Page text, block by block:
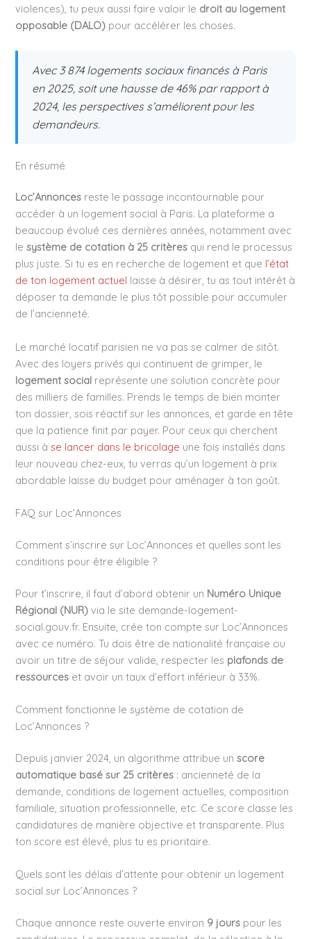
violences), tu peux aussi faire valoir le droit au logement
opposable (DALO) pour accélérer les choses.
Avec 3 874 logements sociaux financés à Paris
en 2025, soit une hausse de 46% par rapport à
2024, les perspectives s’améliorent pour les
demandeurs.
En résumé
Loc’Annonces reste le passage incontournable pour
accéder à un logement social à Paris. La plateforme a
beaucoup évolué ces dernières années, notamment avec
lesystème de cotation à 25 critères qui rend le processus
plus juste. Si tu es en recherche de logement et que l’état
de ton logement actuel laisse à désirer, tu as tout intérêt à
déposer ta demande le plus tôt possible pour accumuler
de l’ancienneté.
Le marché locatif parisien ne va pas se calmer de sitôt.
Avec des loyers privés qui continuent de grimper, le
logement social représente une solution concrète pour
des milliers de familles. Prends le temps de bien monter
ton dossier, sois réactif sur les annonces, et garde en tête
que la patience finit par payer. Pour ceux qui cherchent
aussi àse lancer dans le bricolage une fois installés dans
leur nouveau chez-eux, tu verras qu’un logement à prix
abordable laisse du budget pour aménager à ton goût.
FAQ sur Loc’Annonces
Comment s’inscrire sur Loc’Annonces et quelles sont les
conditions pour être éligible ?
Pour t’inscrire, il faut d’abord obtenir un Numéro Unique
Régional (NUR) via le site demande-logement-
social.gouv.fr. Ensuite, crée ton compte sur Loc’Annonces
avec ce numéro. Tu dois être de nationalité française ou
avoir un titre de séjour valide, respecter les plafonds de
ressources et avoir un taux d’effort inférieur à 33%.
Comment fonctionne le système de cotation de
Loc’Annonces ?
Depuis janvier 2024, un algorithme attribue unscore
automatique basé sur 25 critères : ancienneté de la
demande, conditions de logement actuelles, composition
familiale, situation professionnelle, etc. Ce score classe les
candidatures de manière objective et transparente. Plus
ton score est élevé, plus tu es prioritaire.
Quels sont les délais d’attente pour obtenir un logement
social sur Loc’Annonces ?
Chaque annonce reste ouverte environ 9 jours pour les